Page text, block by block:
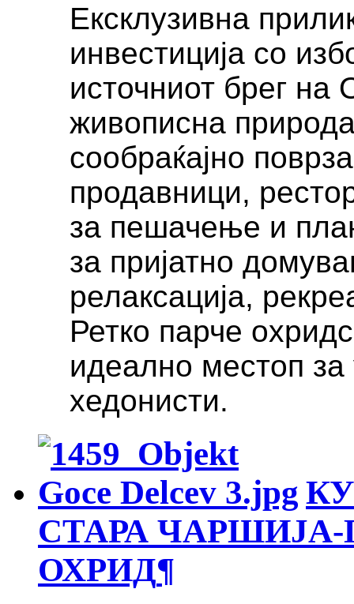
Ексклузивна
инвестиција со
источниот брег
живописна
сообраќајно
продавници,
за пешачење и
за пријатно
релаксација,
Ретко парче
идеално местоп
хедонисти.
СТАРА ЧАРШИЈА-
ОХРИД¶